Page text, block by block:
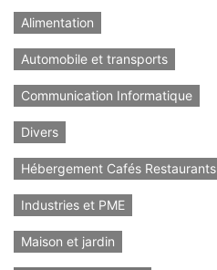
Alimentation
Automobile et transports
Communication Informatique
Divers
Hébergement Cafés Restaurants
Industries et PME
Maison et jardin